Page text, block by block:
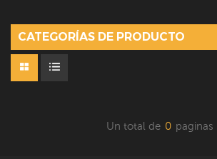
CATEGORÍAS DE PRODUCTO
Un total de 0 paginas